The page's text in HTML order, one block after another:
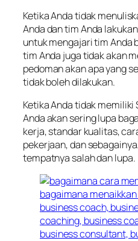
Ketika Anda tidak
Anda dan tim Anda
untuk mengajari tim Anda
tim Anda juga tidak akan
pedoman akan apa yang
tidak boleh dilakukan.
Ketika Anda tidak memiliki
Anda akan sering lupa
kerja, standar kualitas,
pekerjaan, dan
tempatnya salah dan lupa.